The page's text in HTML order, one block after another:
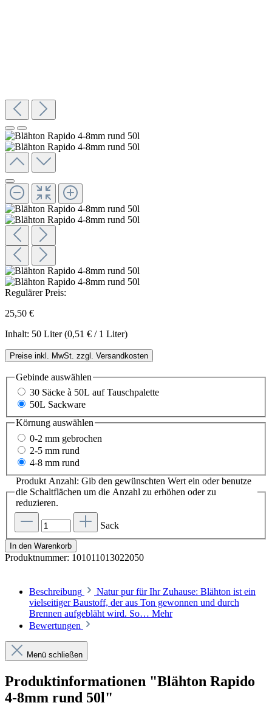
Regulärer Preis:
25,50 €
Inhalt: 50 Liter(0,51 € / 1 Liter)
Preise inkl. MwSt. zzgl. Versandkosten
Gebinde auswählen
30 Säcke à 50L auf Tauschpalette
50L Sackware
Körnung auswählen
0-2 mm gebrochen
2-5 mm rund
4-8 mm rund
Produkt Anzahl: Gib den gewünschten Wert ein oder benutze
die Schaltflächen um die Anzahl zu erhöhen oder zu
reduzieren.
Sack
In den Warenkorb
Produktnummer: 101011013022050
Beschreibung
Natur pur für Ihr Zuhause: Blähton ist ein
vielseitiger Baustoff, der aus Ton gewonnen und durch
Brennen aufgebläht wird. So… Mehr
Bewertungen
Menü schließen
Produktinformationen "Blähton Rapido
4-8mm rund 50l"